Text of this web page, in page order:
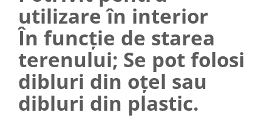
utilizare în interior
În funcție de starea
terenului; Se pot folosi
dibluri din oțel sau
dibluri din plastic.